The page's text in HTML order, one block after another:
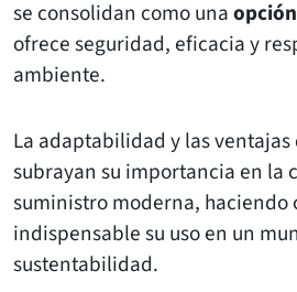
se consolidan como una
ofrece seguridad, eficacia y
ambiente.
La adaptabilidad y las
subrayan su importancia en la
suministro moderna, haciendo
indispensable su uso en un
sustentabilidad.